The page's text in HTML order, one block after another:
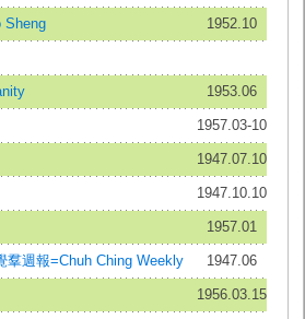
Sheng 1952.10
1953.06
1957.03-10
1947.07.10
1947.10.10
1957.01
羣週報=Chuh Ching Weekly 1947.06
1956.03.15